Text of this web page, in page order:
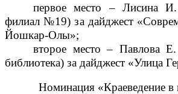
первое место – Лисина
филиал №19) за дайджест
Йошкар-Олы»;
второе место – Павлова
библиотека) за дайджест «Улица
Номинация «Краеведение